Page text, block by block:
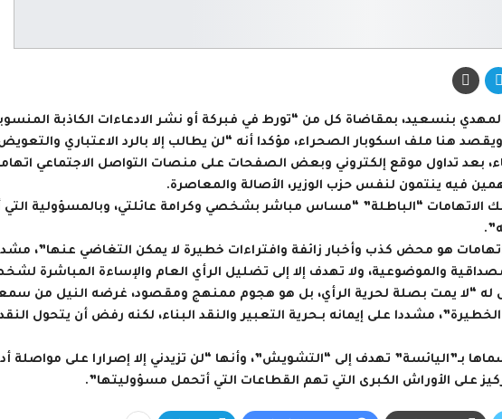
بنسعيد، بمقاضاة كل من “تورط في فبركة أو نشر الادعاءات الكاذبة
هنا ملف اسكوبار الصحراء، مؤكدا أنه “لن يطالب إلا بالرد الاعتباري
بعد تداول موقع إلكتروني وبعض الصفحات على منصات التواصل الاجتماعي
فيه ينتمون لنفس حزب الوزير، الأصالة والمعاصرة.
الاتهامات “الباطلة” “مساس مباشر بشخصي وكرامة عائلتي، وبالمسؤولية
هو محض كذب وأخبار زائفة وافتراءات خطيرة لا يمكن التغاضي عنها”،
والموضوعية، ولا تهدف إلا إلى تضليل الرأي العام والإساءة المباشرة
له “لا يمت بصلة لحرية الرأي، بل هو هجوم ممنهج ومقصود، غرضه النيل من
مشددا على إيمانه بـحرية التعبير والنقد البناء، لكنه رفض أن يتحول
بـ”اليائسة” تهدف إلى “التشويش”، وأنها “لن تزيدني إلا إصرارا على مواصلة
على الأوراش الكبرى التي تهم القطاعات التي أتحمل مسؤوليتها”.